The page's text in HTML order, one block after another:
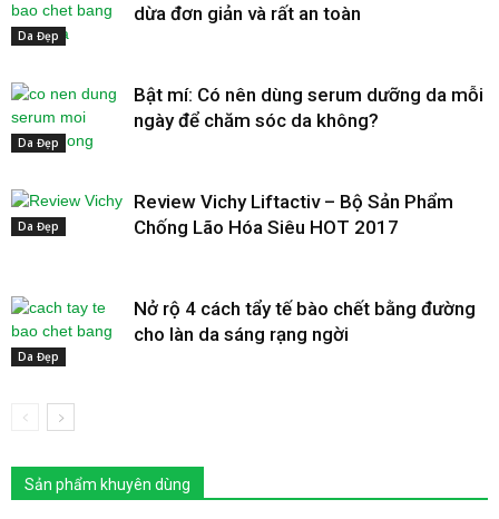
Da Đẹp
dừa đơn giản và rất an toàn
Da Đẹp
Bật mí: Có nên dùng serum dưỡng da mỗi
ngày để chăm sóc da không?
Da Đẹp
Review Vichy Liftactiv – Bộ Sản Phẩm
Chống Lão Hóa Siêu HOT 2017
Da Đẹp
Nở rộ 4 cách tẩy tế bào chết bằng đường
cho làn da sáng rạng ngời
Sản phẩm khuyên dùng